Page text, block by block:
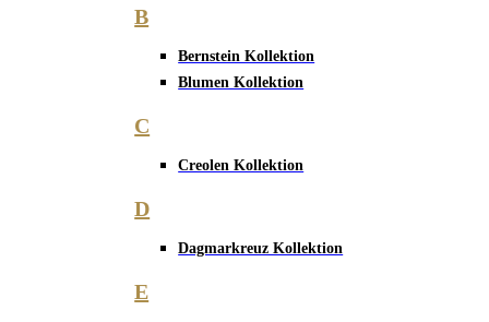
B
Bernstein Kollektion
Blumen Kollektion
C
Creolen Kollektion
D
Dagmarkreuz Kollektion
E